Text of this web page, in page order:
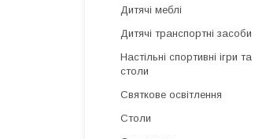
Дитячі меблі
Дитячі транспортні засоби
Настільні спортивні ігри та
столи
Святкове освітлення
Столи